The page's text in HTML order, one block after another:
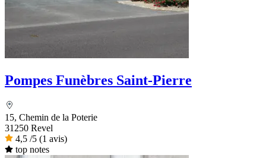
Pompes Funèbres Saint-Pierre
15, Chemin de la Poterie
31250 Revel
4,5 /5 (1 avis)
top notes